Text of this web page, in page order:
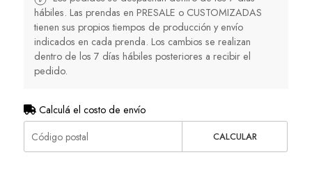
hábiles. Las prendas en PRESALE o CUSTOMIZADAS
tienen sus propios tiempos de producción y envío
indicados en cada prenda. Los cambios se realizan
dentro de los 7 días hábiles posteriores a recibir el
pedido.
Calculá el costo de envío
CALCULAR